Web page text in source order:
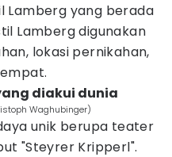
Lamberg yang berada
Lamberg digunakan
lokasi pernikahan,
diakui dunia
Waghubinger)
unik berupa teater
"Steyrer Kripperl".